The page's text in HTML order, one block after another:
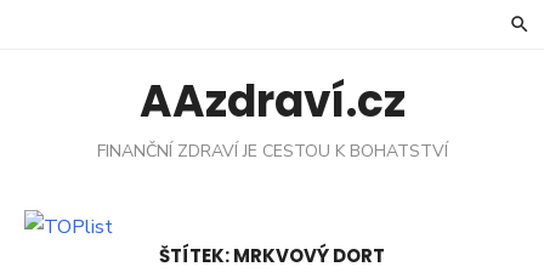
AAzdraví.cz
FINANČNÍ ZDRAVÍ JE CESTOU K BOHATSTVÍ
ŠTÍTEK:MRKVOVÝ DORT